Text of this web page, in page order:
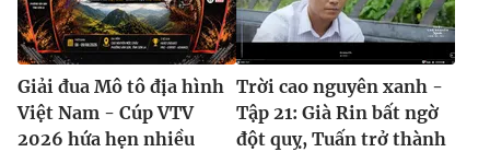
Giải đua Mô tô địa hình
Việt Nam - Cúp VTV
2026 hứa hẹn nhiều
Trời cao nguyên xanh -
Tập 21: Già Rin bất ngờ
đột quỵ, Tuấn trở thành